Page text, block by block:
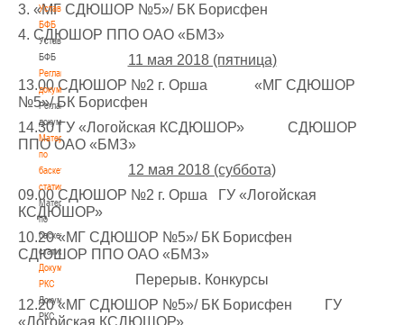
Устав
БФБ
Устав
БФБ
Регламентирующие
документы
Регламентирующие
документы
Материалы
по
баскетбольной
статистике
Материалы
по
баскетбольной
статистике
Документы
РКС
Документы
РКС
3. «МГ СДЮШОР №5»/ БК Борисфен
4. СДЮШОР ППО ОАО «БМЗ»
11 мая 2018 (пятница)
13.00 СДЮШОР №2 г. Орша «МГ СДЮШОР
№5»/ БК Борисфен
14.30 ГУ «Логойская КСДЮШОР» СДЮШОР
ППО ОАО «БМЗ»
12 мая 2018 (суббота)
09.00 СДЮШОР №2 г. Орша
ГУ «Логойская
КСДЮШОР»
10.20 «МГ СДЮШОР №5»/ БК Борисфен
СДЮШОР ППО ОАО «БМЗ»
Перерыв. Конкурсы
12.20 «МГ СДЮШОР №5»/ БК Борисфен ГУ
«Логойская КСДЮШОР»